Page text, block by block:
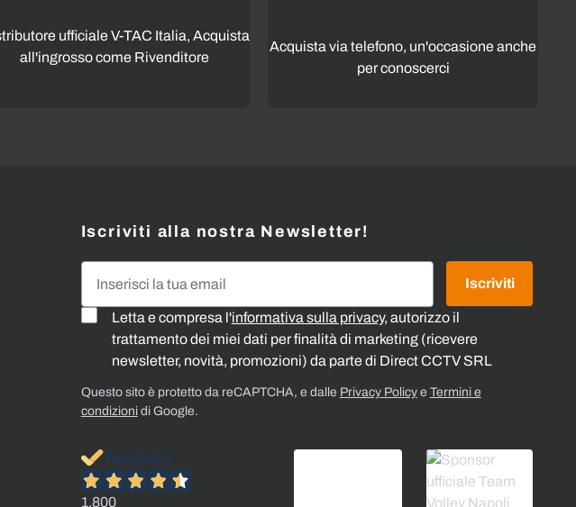
ufficiale V-TAC Italia, Acquista
all'ingrosso come Rivenditore
Acquista via telefono, un'occasione anche
per conoscerci
Iscriviti alla nostra Newsletter!
Letta e compresa l'informativa sulla privacy, autorizzo il
trattamento dei miei dati per finalità di marketing (ricevere
newsletter, novità, promozioni) da parte di Direct CCTV SRL
Iscriviti
Questo sito è protetto da reCAPTCHA, e dalle Privacy Policye Termini e
condizionidi Google.
1.800